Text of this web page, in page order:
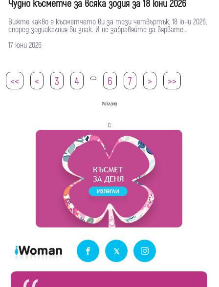
Чудно късметче за всяка зодия за 18 юни 2026
Вижте какво е късметчето ви за този четвъртък, 18 юни 2026,
според зодиакалния ви знак. И не забравяйте да вярвате...
17 юни 2026
<< < 3 4 5 6 7 > >>
Реклама
с